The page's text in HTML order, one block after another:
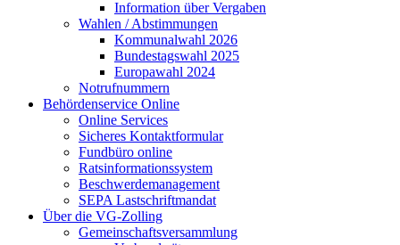
Information über Vergaben
Wahlen / Abstimmungen
Kommunalwahl 2026
Bundestagswahl 2025
Europawahl 2024
Notrufnummern
Behördenservice Online
Online Services
Sicheres Kontaktformular
Fundbüro online
Ratsinformationssystem
Beschwerdemanagement
SEPA Lastschriftmandat
Über die VG-Zolling
Gemeinschaftsversammlung